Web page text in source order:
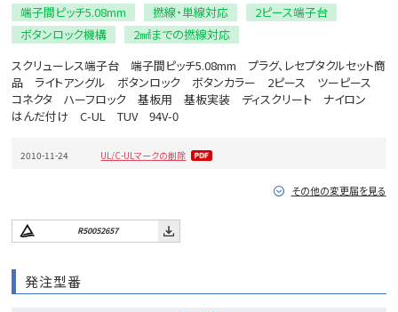
端子間ピッチ5.08mm 撚線・単線対応
2ピース端子台
ボタンロック機構
2㎟までの撚線対応
スクリューレス端子台 端子間ピッチ5.08mm プラグ、レセプタクルセット商
品 ライトアングル ボタンロック ボタンカラー 2ピース ツーピース
コネクタ ハーフロック 基板用 基板実装 ディスクリート ナイロン
はんだ付け C-UL TUV 94V-0
2010-11-24 UL/C-ULマークの削除
その他の変更届を見る
R50052657
発注型番